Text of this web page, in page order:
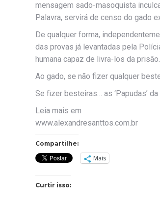
mensagem sado-masoquista
Palavra, servirá de censo do gado
De qualquer forma,
das provas já levantadas pela
humana capaz de livra-los da prisão.
Ao gado, se não fizer qualquer
Se fizer besteiras… as ‘Papudas’
Leia mais em
www.alexandresanttos.com.br
Compartilhe:
Mais
Curtir isso: